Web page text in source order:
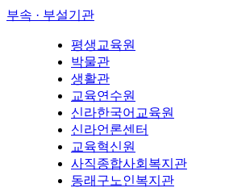
부속 · 부설기관
평생교육원
박물관
생활관
교육연수원
신라한국어교육원
신라언론센터
교육혁신원
사직종합사회복지관
동래구노인복지관